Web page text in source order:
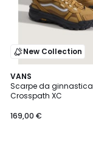
New Collection
VANS
Scarpe da ginnastica
Crosspath XC
169,00 €